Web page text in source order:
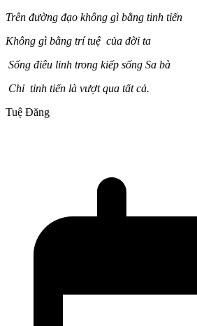
Trên đường đạo không gì bằng tinh tiến
Không gì bằng trí tuệ của đời ta
Sống điêu linh trong kiếp sống Sa bà
Chỉ tinh tiến là vượt qua tất cả.
Tuệ Đăng